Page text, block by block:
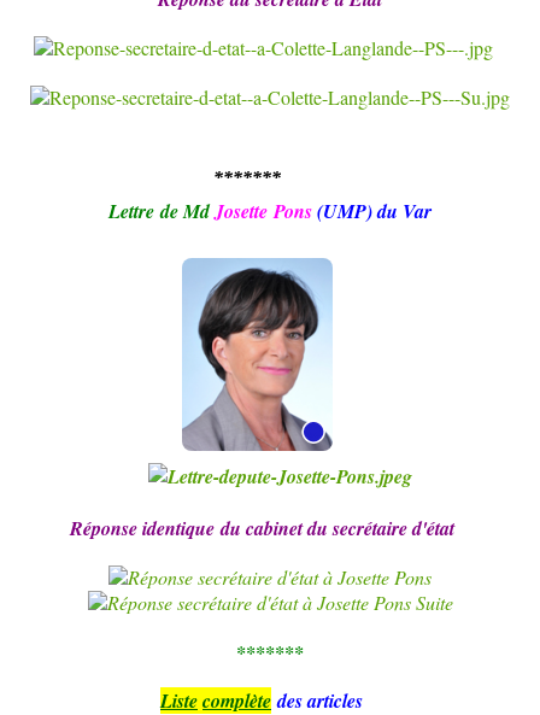
*******
Lettre de MdJosette Pons(UMP) du Var
Réponse identique du cabinet du secrétaire d'état
*******
Listecomplète des articles